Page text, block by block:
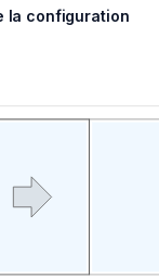
la configuration